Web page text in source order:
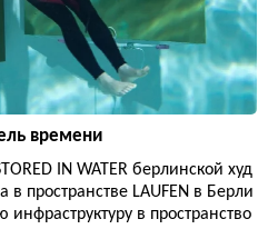
времени
IN WATER берлинской худ
LAUFEN в Берли
в пространство